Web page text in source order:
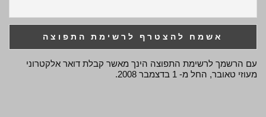
עם הרשמך לרשימת התפוצה הינך מאשר קבלת דואר אלקטרוני
מעוזי טאובר, החל מ- 1 בדצמבר 2008.